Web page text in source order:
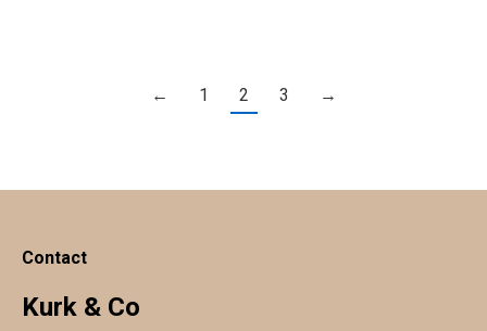
← 1 2 3 →
Contact
Kurk & Co